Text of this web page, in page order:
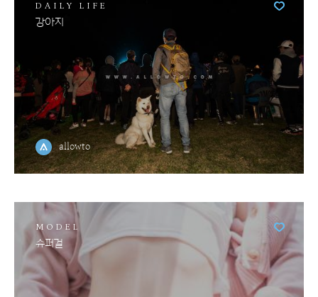
DAILY LIFE
강아지
allowto
MODEL
슈퍼걸